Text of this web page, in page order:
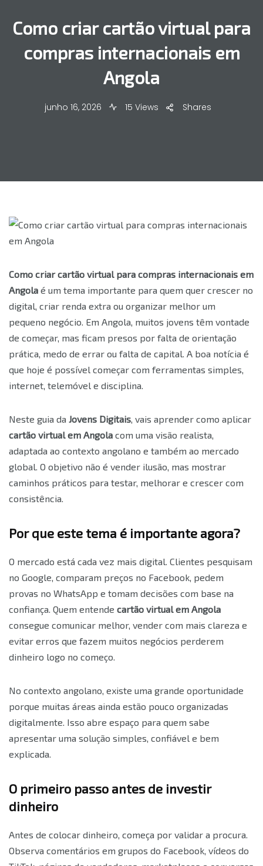
Como criar cartão virtual para
compras internacionais em
Angola
junho 16, 2026 15 Views Shares
Como criar cartão virtual para compras internacionais em
Angola é um tema importante para quem quer crescer no
digital, criar renda extra ou organizar melhor um
pequeno negócio. Em Angola, muitos jovens têm vontade
de começar, mas ficam presos por falta de orientação
prática, medo de errar ou falta de capital. A boa notícia é
que hoje é possível começar com ferramentas simples,
internet, telemóvel e disciplina.
Neste guia da Jovens Digitais , vais aprender como aplicar
cartão virtual em Angola com uma visão realista,
adaptada ao contexto angolano e também ao mercado
global. O objetivo não é vender ilusão, mas mostrar
caminhos práticos para testar, melhorar e crescer com
consistência.
Por que este tema é importante agora?
O mercado está cada vez mais digital. Clientes pesquisam
no Google, comparam preços no Facebook, pedem
provas no WhatsApp e tomam decisões com base na
confiança. Quem entende cartão virtual em Angola
consegue comunicar melhor, vender com mais clareza e
evitar erros que fazem muitos negócios perderem
dinheiro logo no começo.
No contexto angolano, existe uma grande oportunidade
porque muitas áreas ainda estão pouco organizadas
digitalmente. Isso abre espaço para quem sabe
apresentar uma solução simples, confiável e bem
explicada.
O primeiro passo antes de investir
dinheiro
Antes de colocar dinheiro, começa por validar a procura.
Observa comentários em grupos do Facebook, vídeos do